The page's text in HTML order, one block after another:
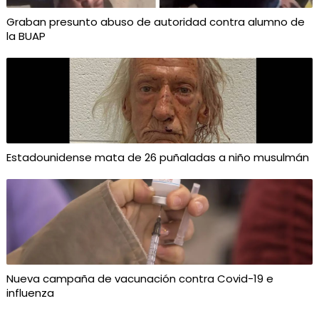
Graban presunto abuso de autoridad contra alumno de
la BUAP
Estadounidense mata de 26 puñaladas a niño musulmán
Nueva campaña de vacunación contra Covid-19 e
influenza